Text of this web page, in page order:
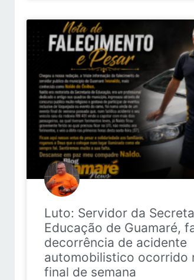
Luto: Servidor da
Educação de Guamaré,
decorrência de acidente
automobilistico ocorrido
final de semana